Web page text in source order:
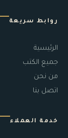
روابط سريعة
الرئيسية
جميع الكتب
من نحن
اتصل بنا
خدمة العملاء